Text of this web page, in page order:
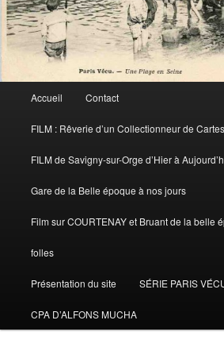
principal
Accueil Contact
FILM : Rêverie d’un Collectionneur de
FILM de Savigny-sur-Orge d’Hier à
Gare de la Belle époque à nos jours
Film sur COURTENAY et Bruant de la belle
folles
Présentation du site SÉRIE PARIS
CPA D’ALFONS MUCHA